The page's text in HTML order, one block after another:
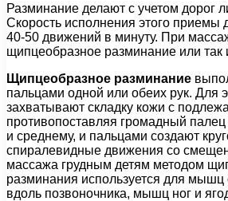
Разминание делают с учетом дорог
Скорость исполнения этого приемы
40-50 движений в минуту. При
щипцеобразное разминание или
Щипцеобразное разминание
пальцами одной или обеих рук. Для
захватывают складку кожи с
противопоставляя громадный палец
и среднему, и пальцами создают
спиралевидные движения со
массажа грудным детям методом
разминания используется для
вдоль позвоночника, мышц ног и